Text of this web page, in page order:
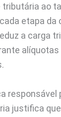
ao
etapa da
a carga
responsável
justifica